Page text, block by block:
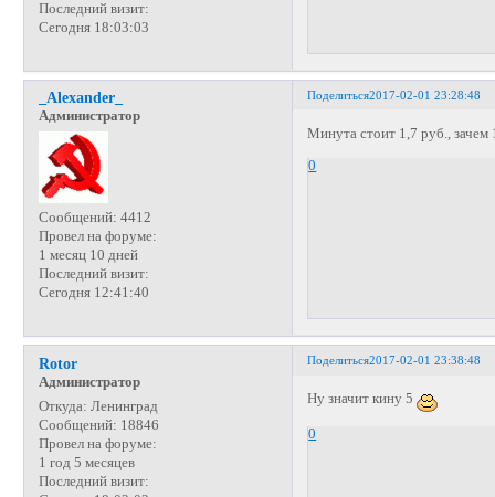
Последний визит:
Сегодня 18:03:03
Поделиться2017-02-01 23:28:48
_Alexander_
Администратор
Сообщений: 4412
Провел на форуме:
1 месяц 10 дней
Последний визит:
Сегодня 12:41:40
Минута стоит 1,7 руб., зачем
0
Поделиться2017-02-01 23:38:48
Rotor
Администратор
Откуда: Ленинград
Сообщений: 18846
Провел на форуме:
1 год 5 месяцев
Последний визит:
Ну значит кину 5
0